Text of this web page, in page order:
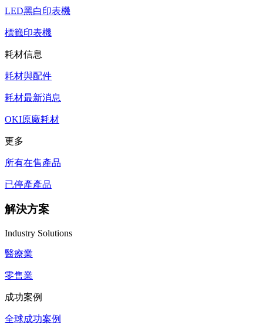
LED黑白印表機
標籤印表機
耗材信息
耗材與配件
耗材最新消息
OKI原廠耗材
更多
所有在售產品
已停產產品
解決方案
Industry Solutions
醫療業
零售業
成功案例
全球成功案例